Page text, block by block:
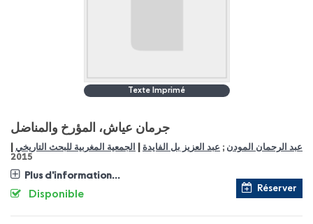
Texte Imprimé
جرمان عياش، المؤرخ والمناضل
عبد الرحمان المودن ; عبد العزيز بل الفايدة الجمعية المغربية للبحث التاريخي
2015
Plus d'information...
Réserver
Disponible